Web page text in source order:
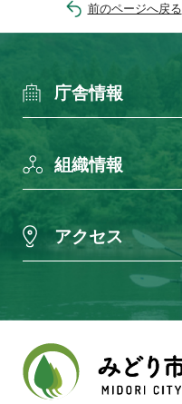
前のページへ戻る
庁舎情報
組織情報
アクセス